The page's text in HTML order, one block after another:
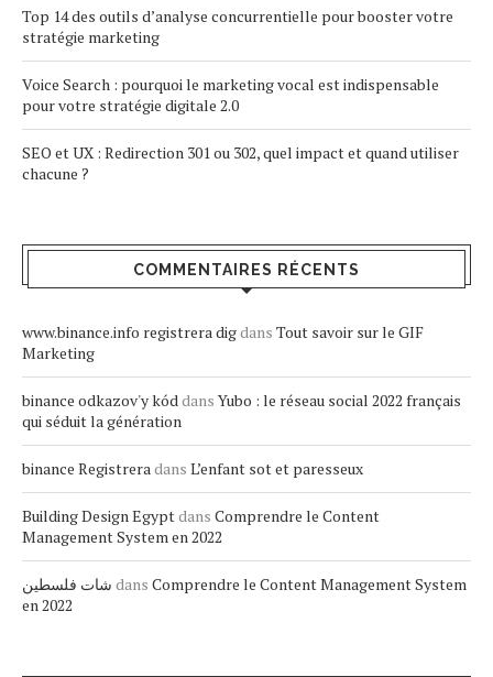
Top 14 des outils d’analyse concurrentielle pour booster votre
stratégie marketing
Voice Search : pourquoi le marketing vocal est indispensable
pour votre stratégie digitale 2.0
SEO et UX : Redirection 301 ou 302, quel impact et quand utiliser
chacune ?
COMMENTAIRES RÉCENTS
www.binance.info registrera digdans Tout savoir sur le GIF
Marketing
binance odkazov'y kóddans Yubo : le réseau social 2022 français
qui séduit la génération
binance Registreradans L’enfant sot et paresseux
Building Design Egyptdans Comprendre le Content
Management System en 2022
شات فلسطين dans Comprendre le Content Management System
en 2022